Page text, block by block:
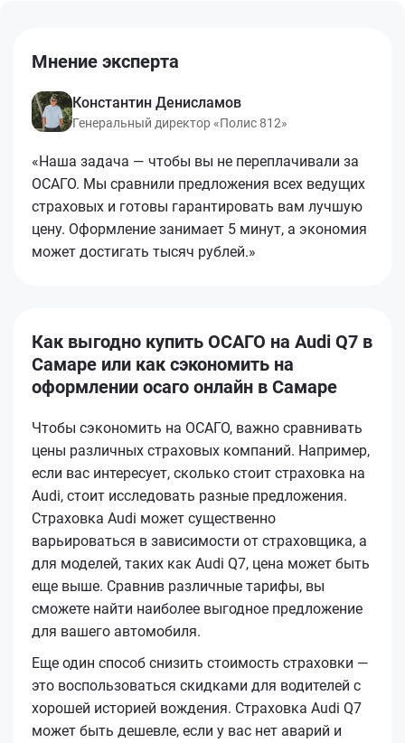
Мнение эксперта
Константин Денисламов
Генеральный директор «Полис 812»
«Наша задача — чтобы вы не переплачивали за
ОСАГО. Мы сравнили предложения всех ведущих
страховых и готовы гарантировать вам лучшую
цену. Оформление занимает 5 минут, а экономия
может достигать тысяч рублей.»
Как выгодно купить ОСАГО на Audi Q7 в
Самаре или как сэкономить на
оформлении осаго онлайн в Самаре
Чтобы сэкономить на ОСАГО, важно сравнивать
цены различных страховых компаний. Например,
если вас интересует, сколько стоит страховка на
Audi, стоит исследовать разные предложения.
Страховка Audi может существенно
варьироваться в зависимости от страховщика, а
для моделей, таких как Audi Q7, цена может быть
еще выше. Сравнив различные тарифы, вы
сможете найти наиболее выгодное предложение
для вашего автомобиля.
Еще один способ снизить стоимость страховки —
это воспользоваться скидками для водителей с
хорошей историей вождения. Страховка Audi Q7
может быть дешевле, если у вас нет аварий и